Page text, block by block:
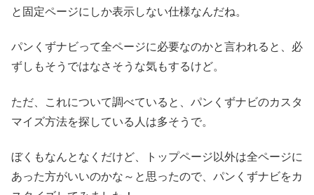
と固定ページにしか表示しない仕様なんだね。
パンくずナビって全ページに必要なのかと言われると、必
ずしもそうではなさそうな気もするけど。
ただ、これについて調べていると、パンくずナビのカスタ
マイズ方法を探している人は多そうで。
ぼくもなんとなくだけど、トップページ以外は全ページに
あった方がいいのかな～と思ったので、パンくずナビをカ